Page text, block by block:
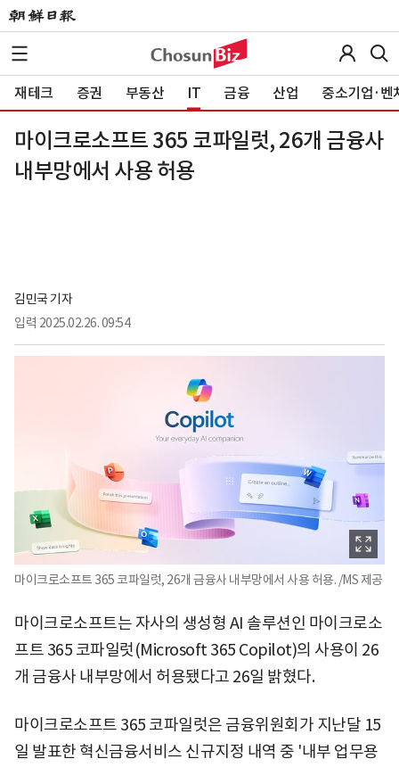
재테크 증권 부동산 IT 금융 산업 중소기업·벤
마이크로소프트 365 코파일럿, 26개 금융사
내부망에서 사용 허용
김민국 기자
입력 2025.02.26. 09:54
마이크로소프트 365 코파일럿, 26개 금융사 내부망에서 사용 허용. /MS 제공
마이크로소프트는 자사의 생성형 AI 솔루션인 마이크로소
프트 365 코파일럿(Microsoft 365 Copilot)의 사용이 26
개 금융사 내부망에서 허용됐다고 26일 밝혔다.
마이크로소프트 365 코파일럿은 금융위원회가 지난달 15
일 발표한 혁신금융서비스 신규지정 내역 중 '내부 업무용